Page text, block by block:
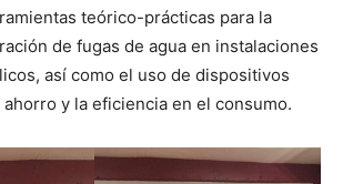
teórico-prácticas para la
de fugas de agua en instalaciones
así como el uso de dispositivos
y la eficiencia en el consumo.